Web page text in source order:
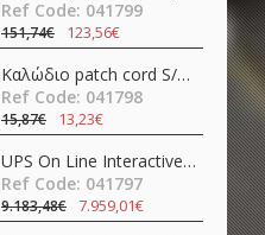
Ref Code: 041799
151,74€ 123,56€
Καλώδιο patch cord S/FTP CAT6A 1m LSZH μαύρο γωνιακό προς τα κάτω Slim 80299 Delock
Ref Code: 041798
15,87€ 13,23€
UPS On Line Interactive 30000VA 30kW Τριφασικό / Μονοφασικό με 72 Μπαταρίες IST7-30KVA AEC
Ref Code: 041797
9.183,48€ 7.959,01€